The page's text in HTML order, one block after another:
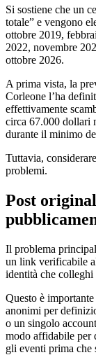
Si sostiene che un
totale” e vengono
ottobre 2019,
2022, novembre
ottobre 2026.
A prima vista, la
Corleone l’ha
effettivamente
circa 67.000 dollari
durante il minimo
Tuttavia,
problemi.
Post
Il problema
un link verificabile
identità che
Questo è
anonimi per
o un singolo
modo affidabile per
gli eventi prima che